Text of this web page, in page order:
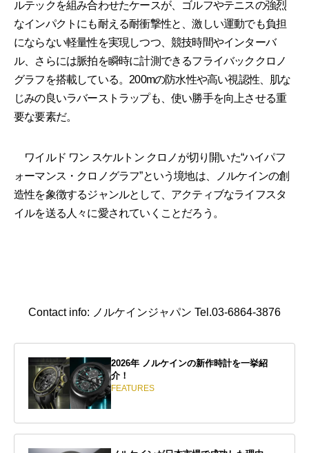
ルテックを組み合わせたケースが、ゴルフやテニスの強烈
なインパクトにも耐える耐衝撃性と、激しい運動でも負担
にならない軽量性を実現しつつ、競技時間やインターバ
ル、さらには脈拍を瞬時に計測できるフライバッククロノ
グラフを搭載している。200mの防水性や高い視認性、肌な
じみの良いラバーストラップも、使い勝手を向上させる重
要な要素だ。
ワイルド ワン スケルトン クロノが切り開いた“ハイパフ
ォーマンス・クロノグラフ”という境地は、ノルケインの創
造性を象徴するジャンルとして、アクティブなライフスタ
イルを送る人々に愛されていくことだろう。
Contact info: ノルケインジャパン Tel.03-6864-3876
2026年 ノルケインの新作時計を一挙紹
介！
FEATURES